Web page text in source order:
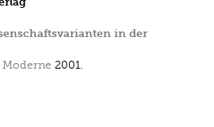
in der
Moderne 2001.